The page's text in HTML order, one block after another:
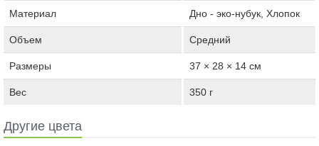
Материал Дно - эко-нубук, Хлопок
Объем Средний
Размеры 37 × 28 × 14 см
Вес 350 г
Другие цвета